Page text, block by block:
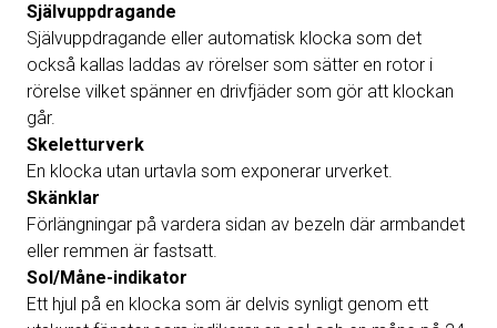
Självuppdragande
Självuppdragande eller automatisk klocka som det
också kallas laddas av rörelser som sätter en rotor i
rörelse vilket spänner en drivfjäder som gör att klockan
går.
Skeletturverk
En klocka utan urtavla som exponerar urverket.
Skänklar
Förlängningar på vardera sidan av bezeln där armbandet
eller remmen är fastsatt.
Sol/Måne-indikator
Ett hjul på en klocka som är delvis synligt genom ett